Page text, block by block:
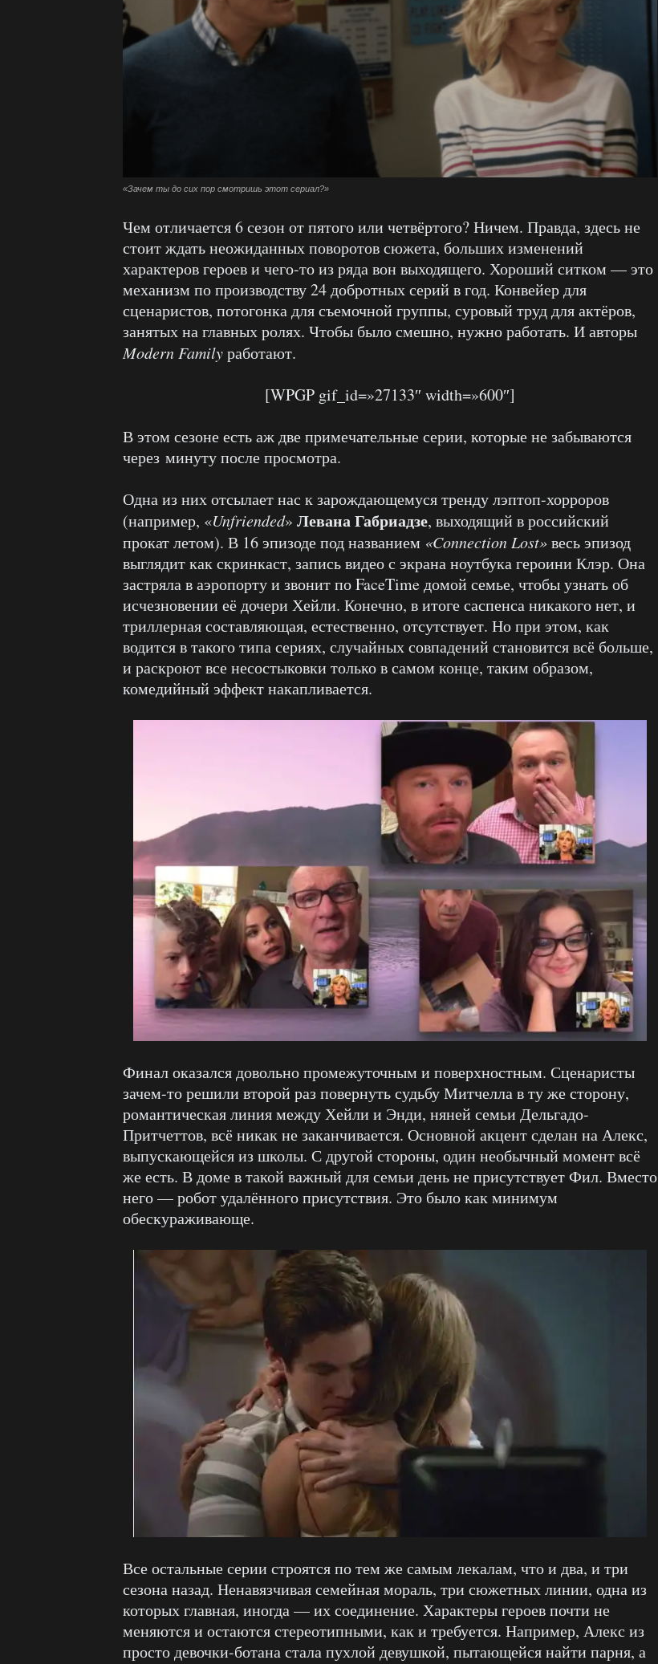
«Зачем ты до сих пор смотришь этот сериал?»
Чем отличается 6 сезон от пятого или четвёртого? Ничем. Правда, здесь не
стоит ждать неожиданных поворотов сюжета, больших изменений
характеров героев и чего-то из ряда вон выходящего. Хороший ситком — это
механизм по производству 24 добротных серий в год. Конвейер для
сценаристов, потогонка для съемочной группы, суровый труд для актёров,
занятых на главных ролях. Чтобы было смешно, нужно работать. И авторы
Modern Familyработают.
[WPGP gif_id=»27133″ width=»600″]
В этом сезоне есть аж две примечательные серии, которые не забываются
через минуту после просмотра.
Одна из них отсылает нас к зарождающемуся тренду лэптоп-хорроров
(например, «Unfriended» Левана Габриадзе, выходящий в российский
прокат летом). В 16 эпизоде под названием «Connection Lost»весь эпизод
выглядит как скринкаст, запись видео с экрана ноутбука героини Клэр. Она
застряла в аэропорту и звонит по FaceTime домой семье, чтобы узнать об
исчезновении её дочери Хейли. Конечно, в итоге саспенса никакого нет, и
триллерная составляющая, естественно, отсутствует. Но при этом, как
водится в такого типа сериях, случайных совпадений становится всё больше,
и раскроют все несостыковки только в самом конце, таким образом,
комедийный эффект накапливается.
Финал оказался довольно промежуточным и поверхностным. Сценаристы
зачем-то решили второй раз повернуть судьбу Митчелла в ту же сторону,
романтическая линия между Хейли и Энди, няней семьи Дельгадо-
Притчеттов, всё никак не заканчивается. Основной акцент сделан на Алекс,
выпускающейся из школы. С другой стороны, один необычный момент всё
же есть. В доме в такой важный для семьи день не присутствует Фил. Вместо
него — робот удалённого присутствия. Это было как минимум
обескураживающе.
Все остальные серии строятся по тем же самым лекалам, что и два, и три
сезона назад. Ненавязчивая семейная мораль, три сюжетных линии, одна из
которых главная, иногда — их соединение. Характеры героев почти не
меняются и остаются стереотипными, как и требуется. Например, Алекс из
просто девочки-ботана стала пухлой девушкой, пытающейся найти парня, а